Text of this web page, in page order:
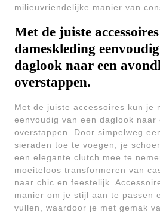
milieuvriendelijke manier van
Met de juiste
dameskleding
daglook naar een
overstappen.
Met de juiste accessoires kun je
eenvoudig van een daglook naar
overstappen. Door simpelweg
sieraden toe te voegen, je
een elegante clutch mee te
moeiteloos transformeren van
naar chic en feestelijk.
manier om je stijl aan te passen
vullen, waardoor je met gemak